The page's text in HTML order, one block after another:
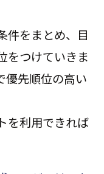
件をまとめ、目
をつけていきま
優先順位の高い
を利用できれば